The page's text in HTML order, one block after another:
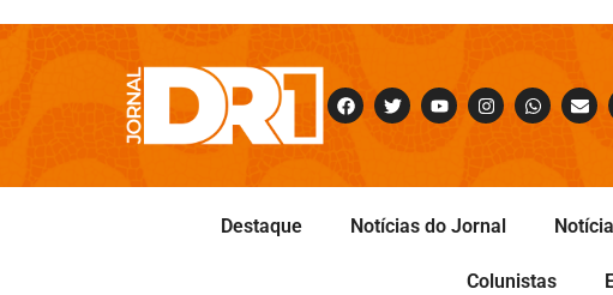
Destaque Notícias do Jornal
Colunistas